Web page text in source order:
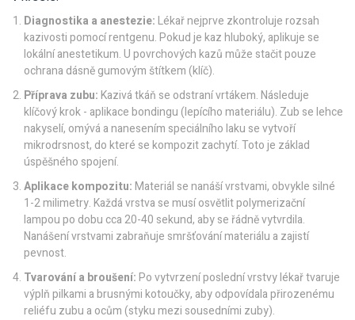
Diagnostika a anestezie:Lékař nejprve zkontroluje rozsah
kazivosti pomocí rentgenu. Pokud je kaz hluboký, aplikuje se
lokální anestetikum. U povrchových kazů může stačit pouze
ochrana dásně gumovým štítkem (klíč).
Příprava zubu:Kazivá tkáň se odstraní vrtákem. Následuje
klíčový krok - aplikace bondingu (lepícího materiálu). Zub se lehce
nakyselí, omývá a nanesením speciálního laku se vytvoří
mikrodrsnost, do které se kompozit zachytí. Toto je základ
úspěšného spojení.
Aplikace kompozitu:Materiál se nanáší vrstvami, obvykle silné
1-2 milimetry. Každá vrstva se musí osvětlit polymerizační
lampou po dobu cca 20-40 sekund, aby se řádně vytvrdila.
Nanášení vrstvami zabraňuje smršťování materiálu a zajistí
pevnost.
Tvarování a broušení:Po vytvrzení poslední vrstvy lékař tvaruje
výplň pilkami a brusnými kotoučky, aby odpovídala přirozenému
reliéfu zubu a ocům (styku mezi sousedními zuby).